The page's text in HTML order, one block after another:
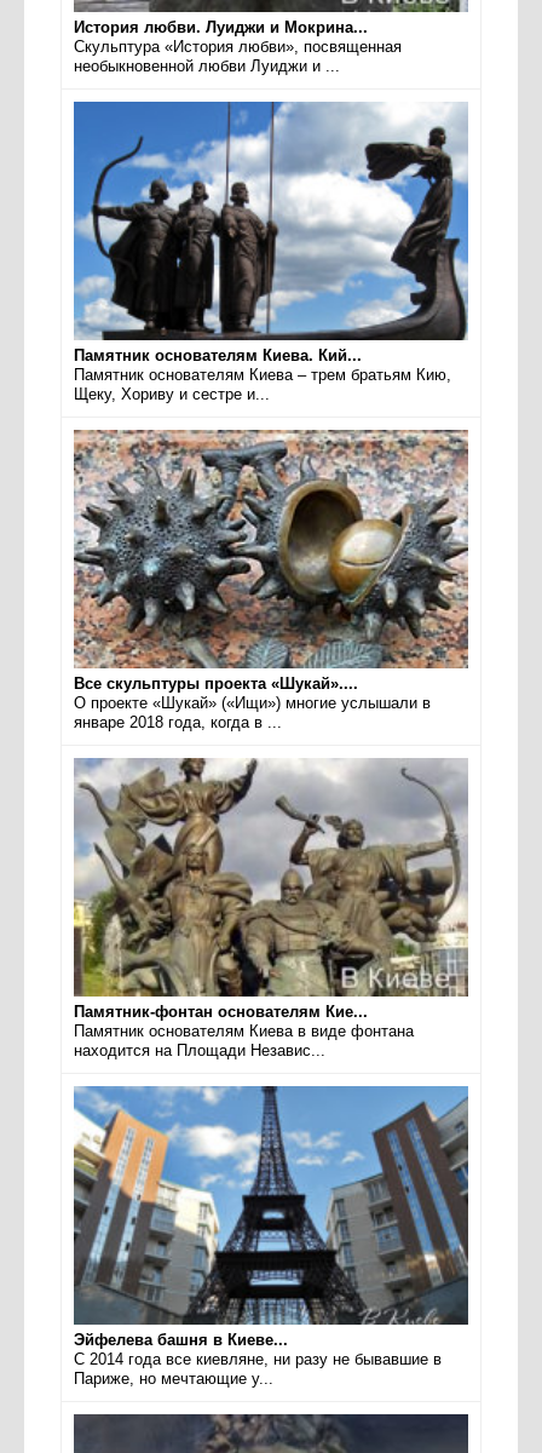
История любви. Луиджи и Мокрина...
Скульптура «История любви», посвященная
необыкновенной любви Луиджи и ...
Памятник основателям Киева. Кий...
Памятник основателям Киева – трем братьям Кию,
Щеку, Хориву и сестре и...
Все скульптуры проекта «Шукай»....
О проекте «Шукай» («Ищи») многие услышали в
январе 2018 года, когда в ...
Памятник-фонтан основателям Кие...
Памятник основателям Киева в виде фонтана
находится на Площади Независ...
Эйфелева башня в Киеве...
С 2014 года все киевляне, ни разу не бывавшие в
Париже, но мечтающие у...